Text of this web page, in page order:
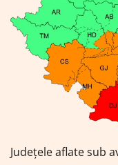
Județele aflate sub